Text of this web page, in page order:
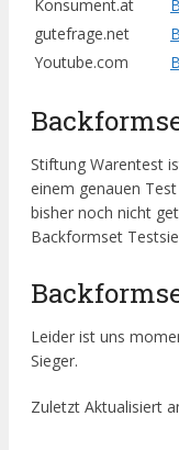
Konsument.at
gutefrage.net
Youtube.com
Stiftung Warentest
einem genauen
bisher noch nicht
Backformset
Leider ist uns
Sieger.
Zuletzt Aktualisiert